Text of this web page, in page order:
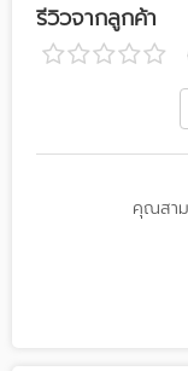
รีวิวจากลูกค้า
คุณสาม